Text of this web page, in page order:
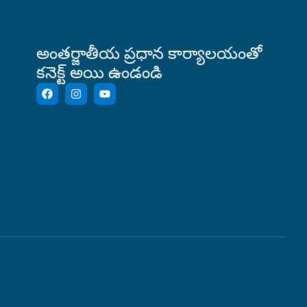
అంతర్జాతీయ ప్రధాన కార్యాలయంతో
కనెక్ట్ అయి ఉండండి